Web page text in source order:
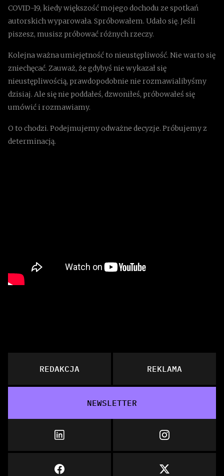
COVID-19, kiedy większość mojego dochodu ze spotkań
autorskich wyparowała. Spróbowałem. Udało się. Jeśli
piszesz, musisz próbować różnych rzeczy.
Kolejna ważna umiejętność to nieustępliwość. Nie warto się
zniechęcać. Zauważ, że gdybyś nie wykazał się
nieustępliwością, prawdopodobnie nie rozmawialibyśmy
dzisiaj. Ale się nie poddałeś, dzwoniłeś, próbowałeś się
umówić i rozmawiamy.
O to chodzi. Podejmujemy odważne decyzje. Próbujemy z
determinacją.
REDAKCJA REKLAMA
NEWSLETTER